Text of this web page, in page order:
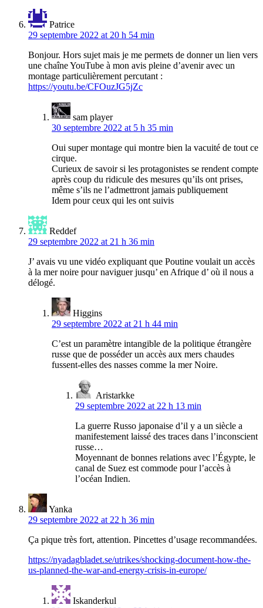
Patrice
29 septembre 2022 at 20 h 54 min
Bonjour. Hors sujet mais je me permets de donner un lien vers
une chaîne YouTube à mon avis pleine d’avenir avec un
montage particulièrement percutant :
https://youtu.be/CFOuzJG5jZc
sam player
30 septembre 2022 at 5 h 35 min
Oui super montage qui montre bien la vacuité de tout ce
cirque.
Curieux de savoir si les protagonistes se rendent compte
après coup du ridicule des mesures qu’ils ont prises,
même s’ils ne l’admettront jamais publiquement
Idem pour ceux qui les ont suivis
Reddef
29 septembre 2022 at 21 h 36 min
J’ avais vu une vidéo expliquant que Poutine voulait un accès
à la mer noire pour naviguer jusqu’ en Afrique d’ où il nous a
délogé.
Higgins
29 septembre 2022 at 21 h 44 min
C’est un paramètre intangible de la politique étrangère
russe que de posséder un accès aux mers chaudes
fussent-elles des nasses comme la mer Noire.
Aristarkke
29 septembre 2022 at 22 h 13 min
La guerre Russo japonaise d’il y a un siècle a
manifestement laissé des traces dans l’inconscient
russe…
Moyennant de bonnes relations avec l’Égypte, le
canal de Suez est commode pour l’accès à
l’océan Indien.
Yanka
29 septembre 2022 at 22 h 36 min
Ça pique très fort, attention. Pincettes d’usage recommandées.
https://nyadagbladet.se/utrikes/shocking-document-how-the-
us-planned-the-war-and-energy-crisis-in-europe/
Iskanderkul